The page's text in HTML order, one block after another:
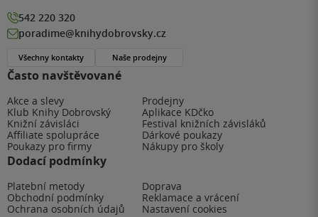
Často navštěvované
Akce a slevy
Prodejny
Klub Knihy Dobrovský
Aplikace KDčko
Knižní závisláci
Festival knižních závisláků
Affiliate spolupráce
Dárkové poukazy
Poukazy pro firmy
Nákupy pro školy
Dodací podmínky
Platební metody
Doprava
Obchodní podmínky
Reklamace a vrácení
Ochrana osobních údajů
Nastavení cookies
542 220 320
poradime@knihydobrovsky.cz
Všechny kontakty Naše prodejny